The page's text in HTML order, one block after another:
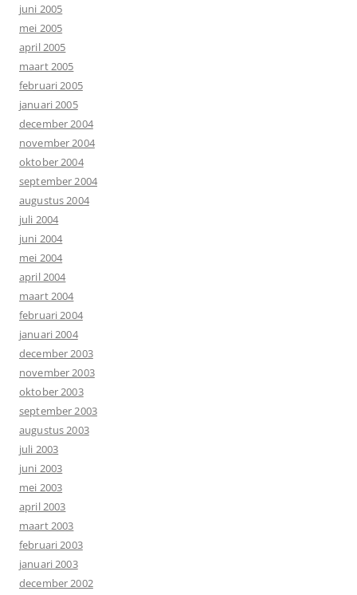
juni 2005
mei 2005
april 2005
maart 2005
februari 2005
januari 2005
december 2004
november 2004
oktober 2004
september 2004
augustus 2004
juli 2004
juni 2004
mei 2004
april 2004
maart 2004
februari 2004
januari 2004
december 2003
november 2003
oktober 2003
september 2003
augustus 2003
juli 2003
juni 2003
mei 2003
april 2003
maart 2003
februari 2003
januari 2003
december 2002